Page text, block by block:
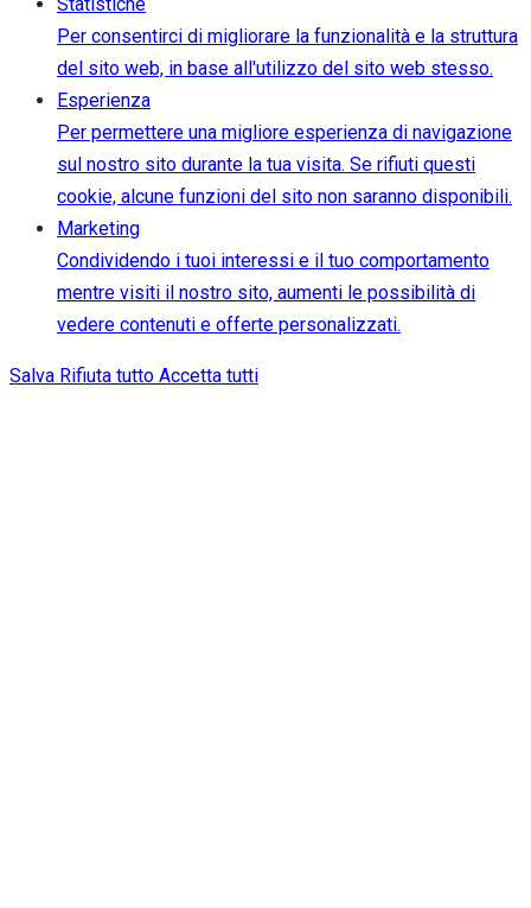
Per consentirci di migliorare la funzionalità e la struttura
del sito web, in base all'utilizzo del sito web stesso.
Esperienza
Per permettere una migliore esperienza di navigazione
sul nostro sito durante la tua visita. Se rifiuti questi
cookie, alcune funzioni del sito non saranno disponibili.
Marketing
Condividendo i tuoi interessi e il tuo comportamento
mentre visiti il nostro sito, aumenti le possibilità di
vedere contenuti e offerte personalizzati.
Salva Rifiuta tutto Accetta tutti